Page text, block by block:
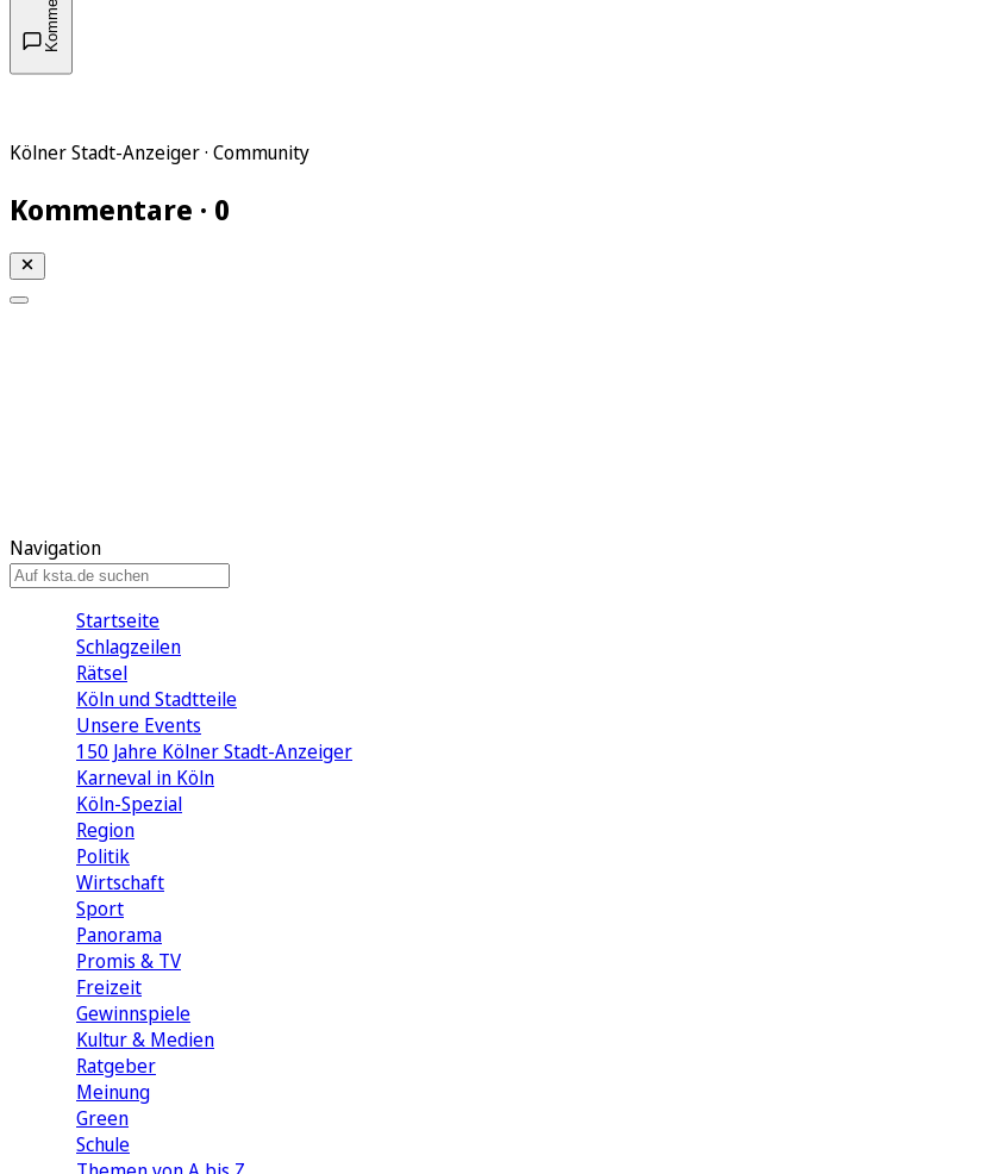
Kölner Stadt-Anzeiger · Community
Kommentare · 0
Navigation
Startseite
Schlagzeilen
Rätsel
Köln und Stadtteile
Unsere Events
150 Jahre Kölner Stadt-Anzeiger
Karneval in Köln
Köln-Spezial
Region
Politik
Wirtschaft
Sport
Panorama
Promis & TV
Freizeit
Gewinnspiele
Kultur & Medien
Ratgeber
Meinung
Green
Schule